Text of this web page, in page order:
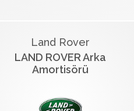
Land Rover
LAND ROVER Arka
Amortisörü